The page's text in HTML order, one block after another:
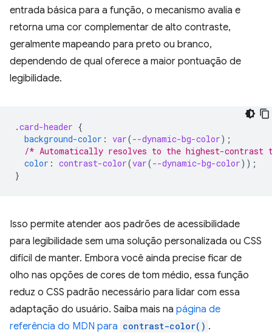
entrada básica para a função, o mecanismo avalia e
retorna uma cor complementar de alto contraste,
geralmente mapeando para preto ou branco,
dependendo de qual oferece a maior pontuação de
legibilidade.
.card-header {
background-color : var(--dynamic-bg-color);
/* Automatically resolves to the highest-
color : contrast-color(var(--dynamic-bg-color));
}
Isso permite atender aos padrões de acessibilidade
para legibilidade sem uma solução personalizada ou CSS
difícil de manter. Embora você ainda precise ficar de
olho nas opções de cores de tom médio, essa função
reduz o CSS padrão necessário para lidar com essa
adaptação do usuário. Saiba mais na página de
referência do MDN para contrast-color() .